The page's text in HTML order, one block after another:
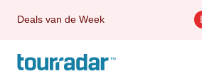
Deals van de Week